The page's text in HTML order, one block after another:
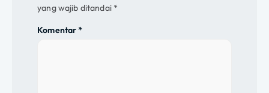
yang wajib ditandai *
Komentar*